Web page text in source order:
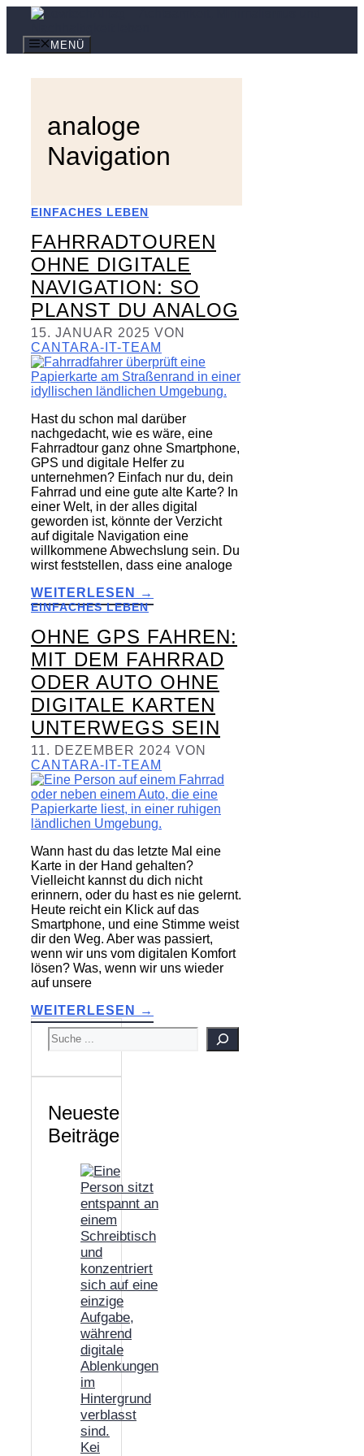
springenMENÜ
analoge
Navigation
EINFACHES LEBEN
FAHRRADTOUREN
OHNE DIGITALE
NAVIGATION: SO
PLANST DU ANALOG
15. JANUAR 2025 VON
CANTARA-IT-TEAM
Hast du schon mal darüber
nachgedacht, wie es wäre, eine
Fahrradtour ganz ohne Smartphone,
GPS und digitale Helfer zu
unternehmen? Einfach nur du, dein
Fahrrad und eine gute alte Karte? In
einer Welt, in der alles digital
geworden ist, könnte der Verzicht
auf digitale Navigation eine
willkommene Abwechslung sein. Du
wirst feststellen, dass eine analoge
WEITERLESEN →
EINFACHES LEBEN
OHNE GPS FAHREN:
MIT DEM FAHRRAD
ODER AUTO OHNE
DIGITALE KARTEN
UNTERWEGS SEIN
11. DEZEMBER 2024 VON
CANTARA-IT-TEAM
Wann hast du das letzte Mal eine
Karte in der Hand gehalten?
Vielleicht kannst du dich nicht
erinnern, oder du hast es nie gelernt.
Heute reicht ein Klick auf das
Smartphone, und eine Stimme weist
dir den Weg. Aber was passiert,
wenn wir uns vom digitalen Komfort
lösen? Was, wenn wir uns wieder
auf unsere
WEITERLESEN →
SUCHEN
Neueste
Beiträge
Kei